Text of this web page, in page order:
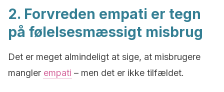
2. Forvreden empati er tegn
på følelsesmæssigt misbrug
Det er meget almindeligt at sige, at misbrugere
mangler empati – men det er ikke tilfældet.